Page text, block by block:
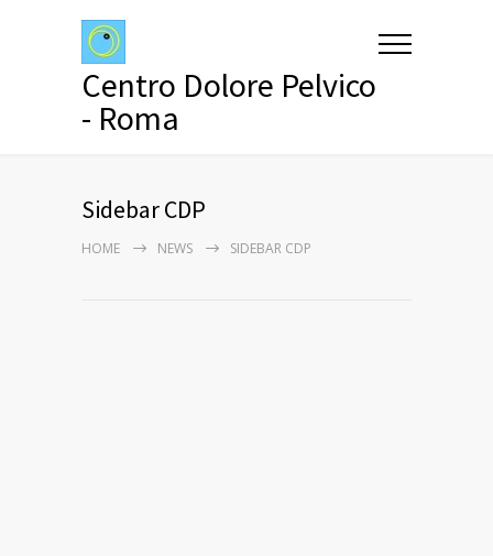
Centro Dolore Pelvico
- Roma
Sidebar CDP
HOME NEWS SIDEBAR CDP